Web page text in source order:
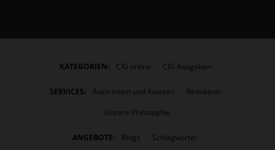
KATEGORIEN: CIG online CIG Ausgaben
SERVICES: Autorinnen und Autoren
Redaktion
Unsere Philosophie
ANGEBOTE: Blogs Schlagwörter